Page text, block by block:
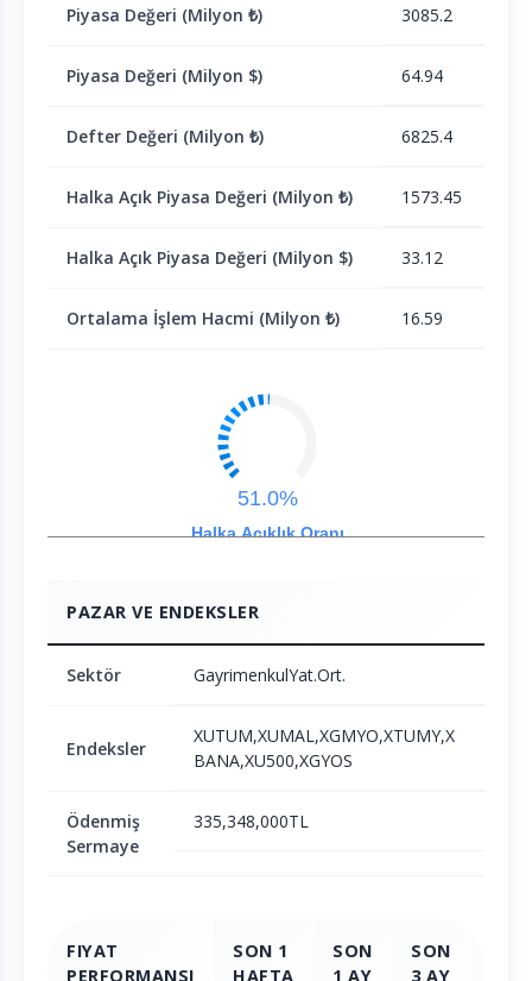
Piyasa Değeri (Milyon ₺) 3085.2
Piyasa Değeri (Milyon $) 64.94
Defter Değeri (Milyon ₺) 6825.4
Halka Açık Piyasa Değeri (Milyon ₺) 1573.45
Halka Açık Piyasa Değeri (Milyon $) 33.12
Ortalama İşlem Hacmi (Milyon ₺) 16.59
Halka Açıklık Oranı
51.0%
PAZAR VE ENDEKSLER
Sektör GayrimenkulYat.Ort.
Endeksler
XUTUM,XUMAL,XGMYO,XTUMY,X
BANA,XU500,XGYOS
Ödenmiş
Sermaye
335,348,000TL
FIYAT
PERFORMANSI
SON 1
HAFTA
SON
1 AY
SON
3 AY